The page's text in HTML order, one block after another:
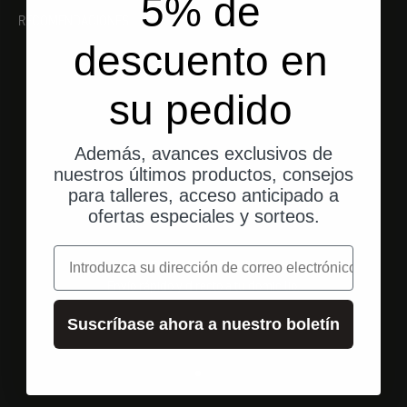
RECOMENDACIONES
Envío desde EE. UU.
Envío rápido y directo a tu domicilio.
5% de
descuento en
su pedido
Además, avances exclusivos de
nuestros últimos productos, consejos
para talleres, acceso anticipado a
ofertas especiales y sorteos.
correo electrónico
Suscríbase ahora a nuestro boletín